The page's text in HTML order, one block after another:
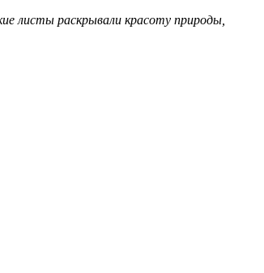
листы раскрывали красоту природы,